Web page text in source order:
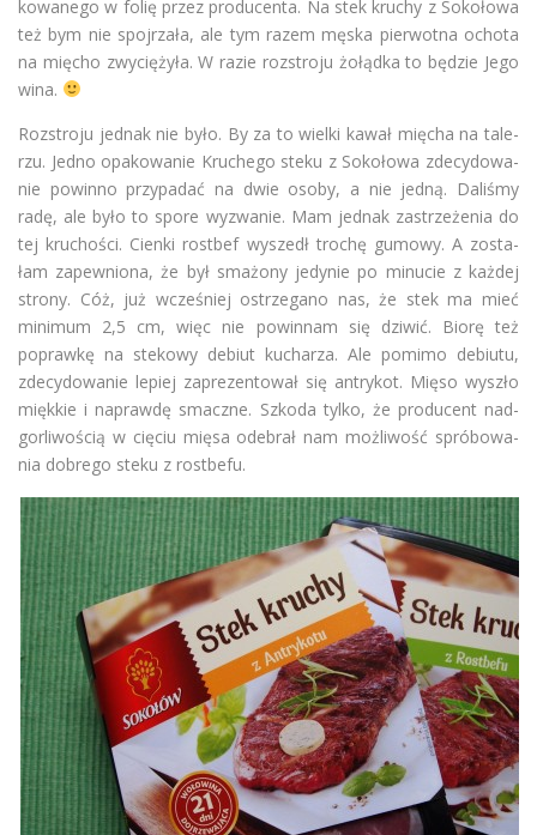
ko­wa­nego w folię przez pro­du­centa. Na stek kru­chy z Soko­łowa
też bym nie spoj­rzała, ale tym razem męska pier­wotna ochota
na mię­cho zwy­cię­żyła. W razie roz­stroju żołądka to będzie Jego
wina.
Roz­stroju jed­nak nie było. By za to wielki kawał mię­cha na tale­
rzu. Jedno opa­ko­wa­nie Kru­chego steku z Soko­łowa zde­cy­do­wa­
nie powinno przy­pa­dać na dwie osoby, a nie jedną. Dali­śmy
radę, ale było to spore wyzwa­nie. Mam jed­nak zastrze­że­nia do
tej kru­cho­ści. Cienki rost­bef wyszedł tro­chę gumowy. A zosta­
łam zapew­niona, że był sma­żony jedy­nie po minu­cie z każ­dej
strony. Cóż, już wcze­śniej ostrze­gano nas, że stek ma mieć
mini­mum 2,5 cm, więc nie powin­nam się dzi­wić. Biorę też
poprawkę na ste­kowy debiut kucha­rza. Ale pomimo debiutu,
zde­cy­do­wa­nie lepiej zapre­zen­to­wał się antry­kot. Mięso wyszło
mięk­kie i naprawdę smaczne. Szkoda tylko, że pro­du­cent nad­
gor­li­wo­ścią w cię­ciu mięsa ode­brał nam moż­li­wość spró­bo­wa­
nia dobrego steku z rostbefu.